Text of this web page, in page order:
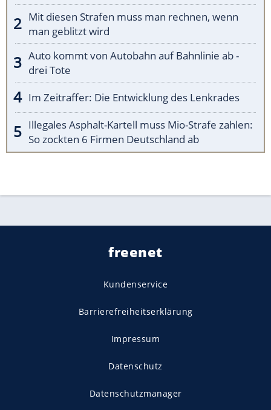
Mit diesen Strafen muss man rechnen, wenn
man geblitzt wird
Auto kommt von Autobahn auf Bahnlinie ab -
drei Tote
Im Zeitraffer: Die Entwicklung des Lenkrades
Illegales Asphalt-Kartell muss Mio-Strafe zahlen:
So zockten 6 Firmen Deutschland ab
freenet
Kundenservice
Barrierefreiheitserklärung
Impressum
Datenschutz
Datenschutzmanager